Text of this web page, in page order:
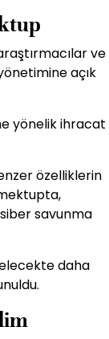
ve
açık
yönelik ihracat
özelliklerin
savunma
daha